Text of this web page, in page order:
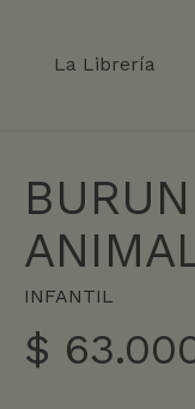
La Librería
INFANTIL
$